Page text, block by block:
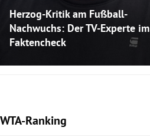
Herzog-Kritik am Fußball-
Nachwuchs: Der TV-Experte im
Faktencheck
WTA-Ranking